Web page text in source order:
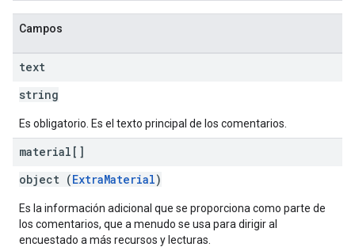
Campos
text
string
Es obligatorio. Es el texto principal de los comentarios.
material[]
object (ExtraMaterial)
Es la información adicional que se proporciona como parte de
los comentarios, que a menudo se usa para dirigir al
encuestado a más recursos y lecturas.